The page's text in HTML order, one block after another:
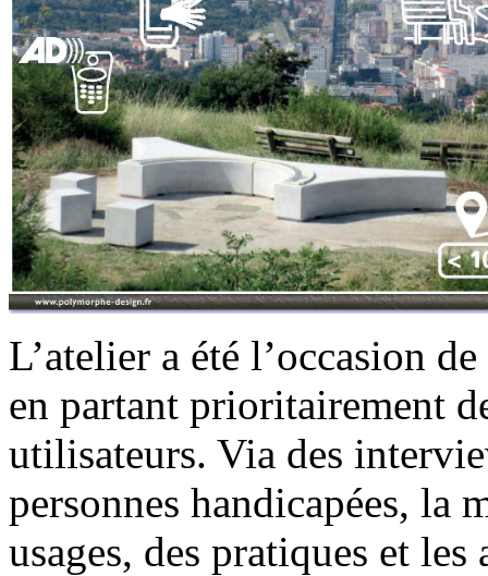
L’atelier a été l’occasion
en partant prioritairement
utilisateurs. Via des
personnes handicapées, la
usages, des pratiques et